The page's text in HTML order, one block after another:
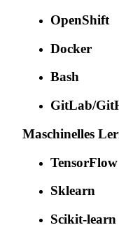
OpenShift
Docker
Bash
GitLab/
Maschinelles
TensorFlow
Sklearn
Scikit-learn